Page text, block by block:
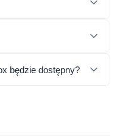
będzie dostępny?